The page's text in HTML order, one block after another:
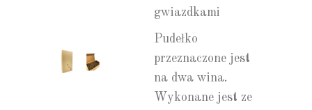
gwiazdkami
Pudełko
przeznaczone jest
na dwa wina.
Wykonane jest ze